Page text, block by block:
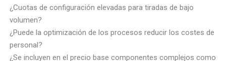
¿Cuotas de configuración elevadas para tiradas de bajo
volumen?
¿Puede la optimización de los procesos reducir los costes de
personal?
¿Se incluyen en el precio base componentes complejos como